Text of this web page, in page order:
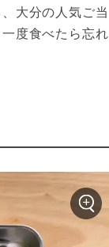
大分の人気ご当
度食べたら忘れ